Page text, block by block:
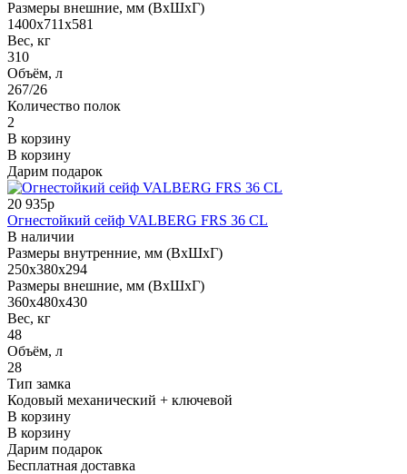
Размеры внешние, мм (ВхШхГ)
1400x711x581
Вес, кг
310
Объём, л
267/26
Количество полок
2
В корзину
В корзину
Дарим подарок
20 935р
Огнестойкий сейф VALBERG FRS 36 CL
В наличии
Размеры внутренние, мм (ВхШхГ)
250x380x294
Размеры внешние, мм (ВхШхГ)
360x480x430
Вес, кг
48
Объём, л
28
Тип замка
Кодовый механический + ключевой
В корзину
В корзину
Дарим подарок
Бесплатная доставка